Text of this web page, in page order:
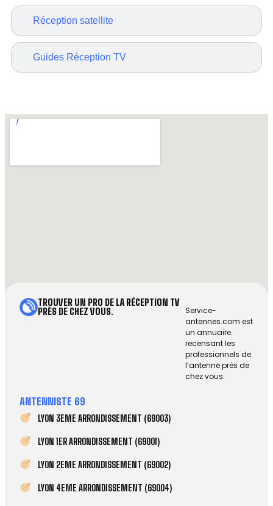
Réception satellite
Guides Réception TV
TROUVER UN PRO DE LA RÉCEPTION TV
PRÈS DE CHEZ VOUS.
Service-
antennes.com est
un annuaire
recensant les
professionnels de
l’antenne près de
chez vous.
ANTENNISTE 69
LYON 3EME ARRONDISSEMENT (69003)
LYON 1ER ARRONDISSEMENT (69001)
LYON 2EME ARRONDISSEMENT (69002)
LYON 4EME ARRONDISSEMENT (69004)